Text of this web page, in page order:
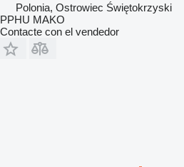
Polonia, Ostrowiec Świętokrzyski
PPHU MAKO
Contacte con el vendedor